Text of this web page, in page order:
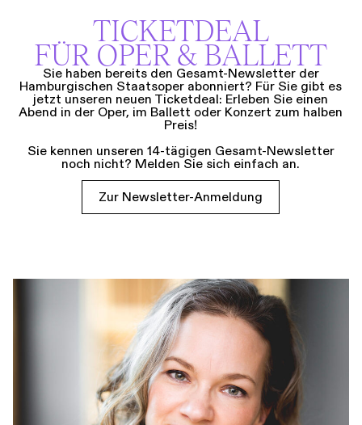
TICKETDEAL
FÜR OPER & BALLETT
Sie haben bereits den Gesamt-Newsletter der
Hamburgischen Staatsoper abonniert? Für Sie gibt es
jetzt unseren neuen Ticketdeal: Erleben Sie einen
Abend in der Oper, im Ballett oder Konzert zum halben
Preis!
Sie kennen unseren 14-tägigen Gesamt-Newsletter
noch nicht? Melden Sie sich einfach an.
Zur Newsletter-Anmeldung